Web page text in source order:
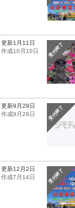
受付終了
更新1月11日
作成10月10日
受付終了
更新9月29日
作成9月28日
受付終了
更新12月2日
作成7月14日